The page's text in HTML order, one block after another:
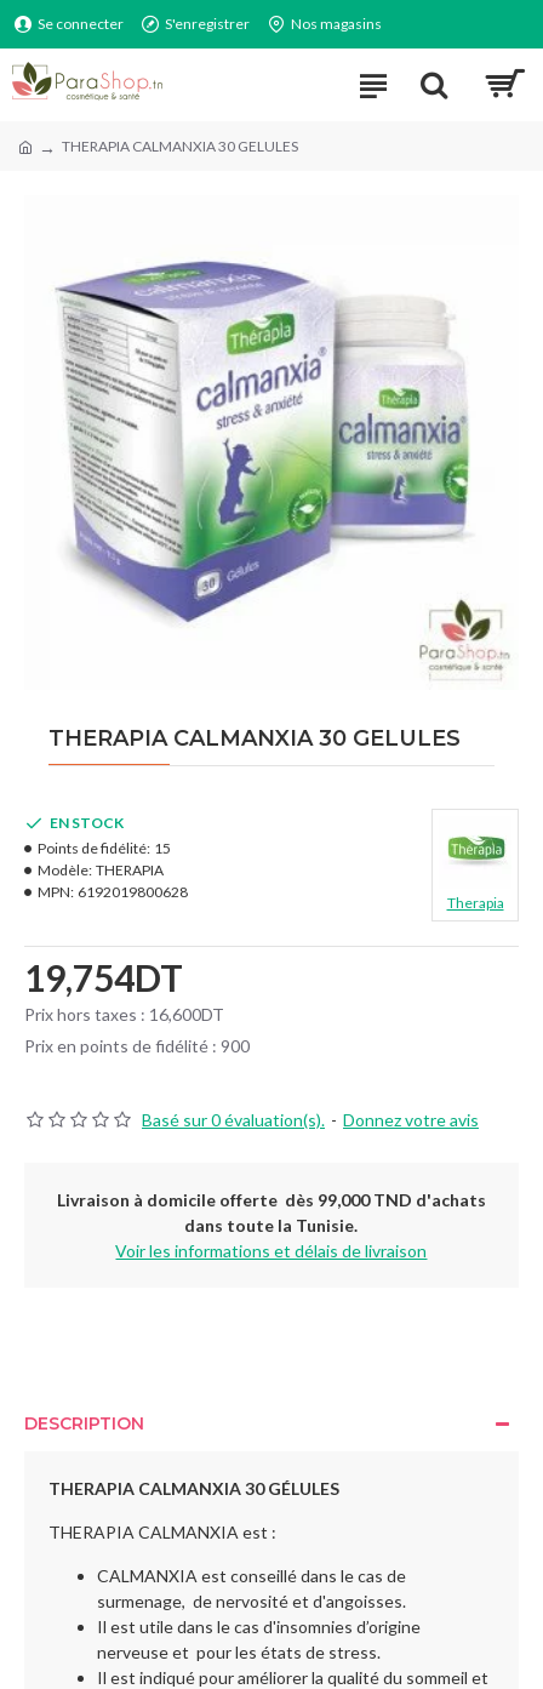
Se connecter S'enregistrer Nos magasins
THERAPIA CALMANXIA 30 GELULES
THERAPIA CALMANXIA 30 GELULES
Basé sur 0 évaluation(s). - Donnez votre avis
19,754DT
Prix hors taxes : 16,600DT
Prix en points de fidélité : 900
EN STOCK
Points de fidélité: 15
Modèle: THERAPIA
MPN: 6192019800628
Therapia
Livraison à domicile offerte dès 99,000 TND d'achats
dans toute la Tunisie.
Voir les informations et délais de livraison
DESCRIPTION
THERAPIA CALMANXIA 30 GÉLULES
THERAPIA CALMANXIA est :
CALMANXIA est conseillé dans le cas de
surmenage, de nervosité et d'angoisses.
Il est utile dans le cas d'insomnies d’origine
nerveuse et pour les états de stress.
Il est indiqué pour améliorer la qualité du sommeil et